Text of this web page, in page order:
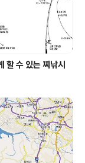
할 수 있는 찌낚시